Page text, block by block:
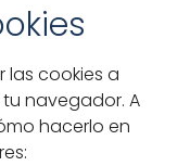
las cookies a
navegador. A
hacerlo en